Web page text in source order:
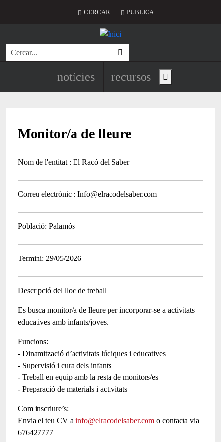
Menú del compte d'usuari
CERCAR PUBLICA
Cerca
Navegació principal de
notícies recursos Show main menu
Monitor/a de lleure
Nom de l'entitat El Racó del Saber
Correu electrònic Info@elracodelsaber.com
Població Palamós
Termini 29/05/2026
Descripció del lloc de treball
Es busca monitor/a de lleure per incorporar-se a activitats
educatives amb infants/joves.
Funcions:
- Dinamització d’activitats lúdiques i educatives
- Supervisió i cura dels infants
- Treball en equip amb la resta de monitors/es
- Preparació de materials i activitats
Com inscriure’s:
Envia el teu CV a info@elracodelsaber.com o contacta via
676427777